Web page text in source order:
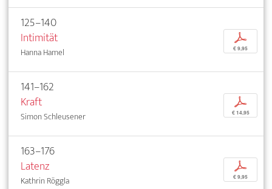
125–140
Intimität
Hanna Hamel
p
€ 9,95
141–162
Kraft
Simon Schleusener
p
€ 14,95
163–176
Latenz
Kathrin Röggla
p
€ 9,95